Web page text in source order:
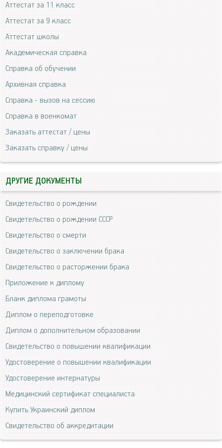
Аттестат за 11 класс
Аттестат за 9 класс
Аттестат школы
Академическая справка
Справка об обучении
Архивная справка
Справка - вызов на сессию
Справка в военкомат
Заказать аттестат / цены
Заказать справку / цены
ДРУГИЕ ДОКУМЕНТЫ
Свидетельство о рождении
Свидетельство о рождении СССР
Свидетельство о смерти
Свидетельство о заключении брака
Свидетельство о расторжении брака
Приложение к диплому
Бланк диплома грамоты
Диплом о переподготовке
Диплом о дополнительном образовании
Свидетельство о повышении квалификации
Удостоверение о повышении квалификации
Удостоверение интернатуры
Медицинский сертификат специалиста
Купить Украинский диплом
Свидетельство об аккредитации